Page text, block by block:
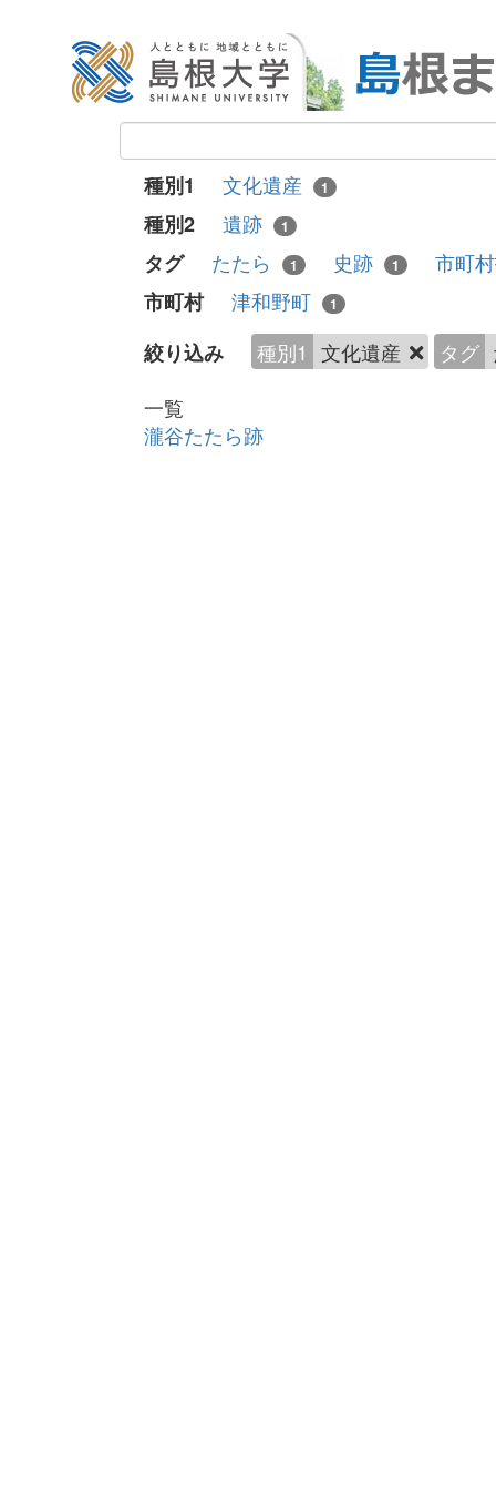
種別1 文化遺産 1
種別2 遺跡 1
タグ たたら 1 史跡 1
市町
市町村
津和野町 1
絞り込み 種別1 文化遺産 タグ
一覧
瀧谷たたら跡